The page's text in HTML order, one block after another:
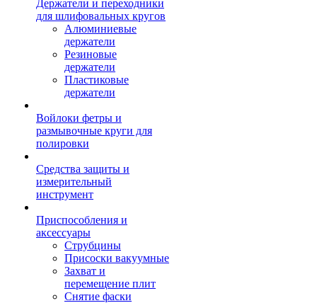
Держатели и переходники
для шлифовальных кругов
Алюминиевые
держатели
Резиновые
держатели
Пластиковые
держатели
Войлоки фетры и
размывочные круги для
полировки
Средства защиты и
измерительный
инструмент
Приспособления и
аксессуары
Струбцины
Присоски вакуумные
Захват и
перемещение плит
Снятие фаски